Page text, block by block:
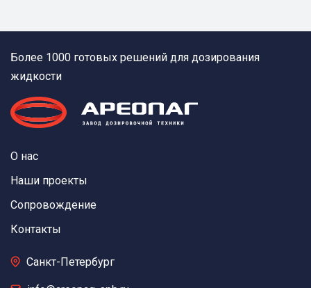
Более 1000 готовых решений для дозирования
жидкости
О нас
Наши проекты
Сопровождение
Контакты
Санкт-Петербург